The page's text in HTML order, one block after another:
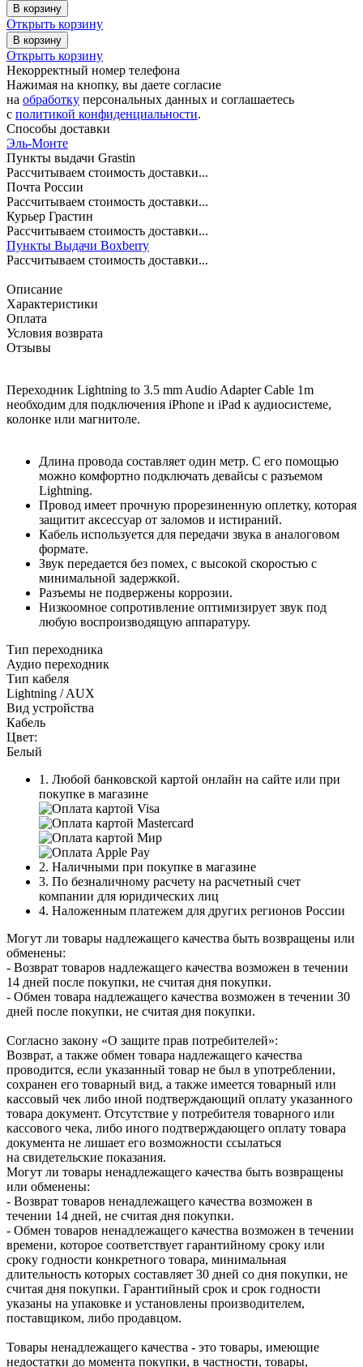
В корзину
Открыть корзину
В корзину
Открыть корзину
Некорректный номер телефона
Нажимая на кнопку, вы даете согласие
на обработку персональных данных и соглашаетесь
c политикой конфиденциальности.
Способы доставки
Эль-Монте
Пункты выдачи Grastin
Рассчитываем стоимость доставки...
Почта России
Рассчитываем стоимость доставки...
Курьер Грастин
Рассчитываем стоимость доставки...
Пункты Выдачи Boxberry
Рассчитываем стоимость доставки...
Описание
Характеристики
Оплата
Условия возврата
Отзывы
Переходник Lightning to 3.5 mm Audio Adapter Cable 1m
необходим для подключения iPhone и iPad к аудиосистеме,
колонке или магнитоле.
Длина провода составляет один метр. С его помощью
можно комфортно подключать девайсы с разъемом
Lightning.
Провод имеет прочную прорезиненную оплетку, которая
защитит аксессуар от заломов и истираний.
Кабель используется для передачи звука в аналоговом
формате.
Звук передается без помех, с высокой скоростью с
минимальной задержкой.
Разъемы не подвержены коррозии.
Низкоомное сопротивление оптимизирует звук под
любую воспроизводящую аппаратуру.
Тип переходника
Аудио переходник
Тип кабеля
Lightning / AUX
Вид устройства
Кабель
Цвет:
Белый
1. Любой банковской картой онлайн на сайте или при
покупке в магазине
2. Наличными при покупке в магазине
3. По безналичному расчету на расчетный счет
компании для юридических лиц
4. Наложенным платежем для других регионов России
Могут ли товары надлежащего качества быть возвращены или
обменены:
- Возврат товаров надлежащего качества возможен в течении
14 дней после покупки, не считая дня покупки.
- Обмен товара надлежащего качества возможен в течении 30
дней после покупки, не считая дня покупки.
Согласно закону «О защите прав потребителей»:
Возврат, а также обмен товара надлежащего качества
проводится, если указанный товар не был в употреблении,
сохранен его товарный вид, а также имеется товарный или
кассовый чек либо иной подтверждающий оплату указанного
товара документ. Отсутствие у потребителя товарного или
кассового чека, либо иного подтверждающего оплату товара
документа не лишает его возможности ссылаться
на свидетельские показания.
Могут ли товары ненадлежащего качества быть возвращены
или обменены:
- Возврат товаров ненадлежащего качества возможен в
течении 14 дней, не считая дня покупки.
- Обмен товаров ненадлежащего качества возможен в течении
времени, которое соответствует гарантийному сроку или
сроку годности конкретного товара, минимальная
длительность которых составляет 30 дней со дня покупки, не
считая дня покупки. Гарантийный срок и срок годности
указаны на упаковке и установлены производителем,
поставщиком, либо продавцом.
Товары ненадлежащего качества - это товары, имеющие
недостатки до момента покупки, в частности, товары,